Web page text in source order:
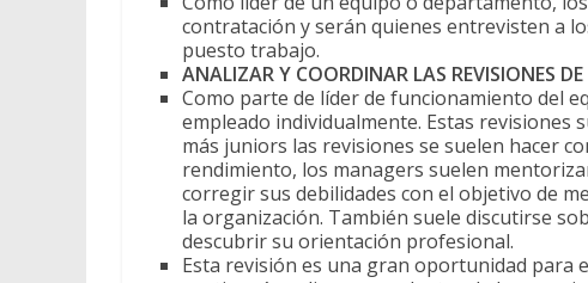
contratación y serán quienes entrevisten a
puesto trabajo.
ANALIZAR Y COORDINAR LAS REVISIONES
Como parte de líder de funcionamiento del
empleado individualmente. Estas revisiones
más juniors las revisiones se suelen hacer
rendimiento, los managers suelen
corregir sus debilidades con el objetivo de
la organización. También suele discutirse
descubrir su orientación profesional.
Esta revisión es una gran oportunidad para